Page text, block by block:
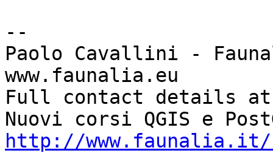
--
Paolo Cavallini -
www.faunalia.eu
Full contact details at
http://www.faunalia.it/